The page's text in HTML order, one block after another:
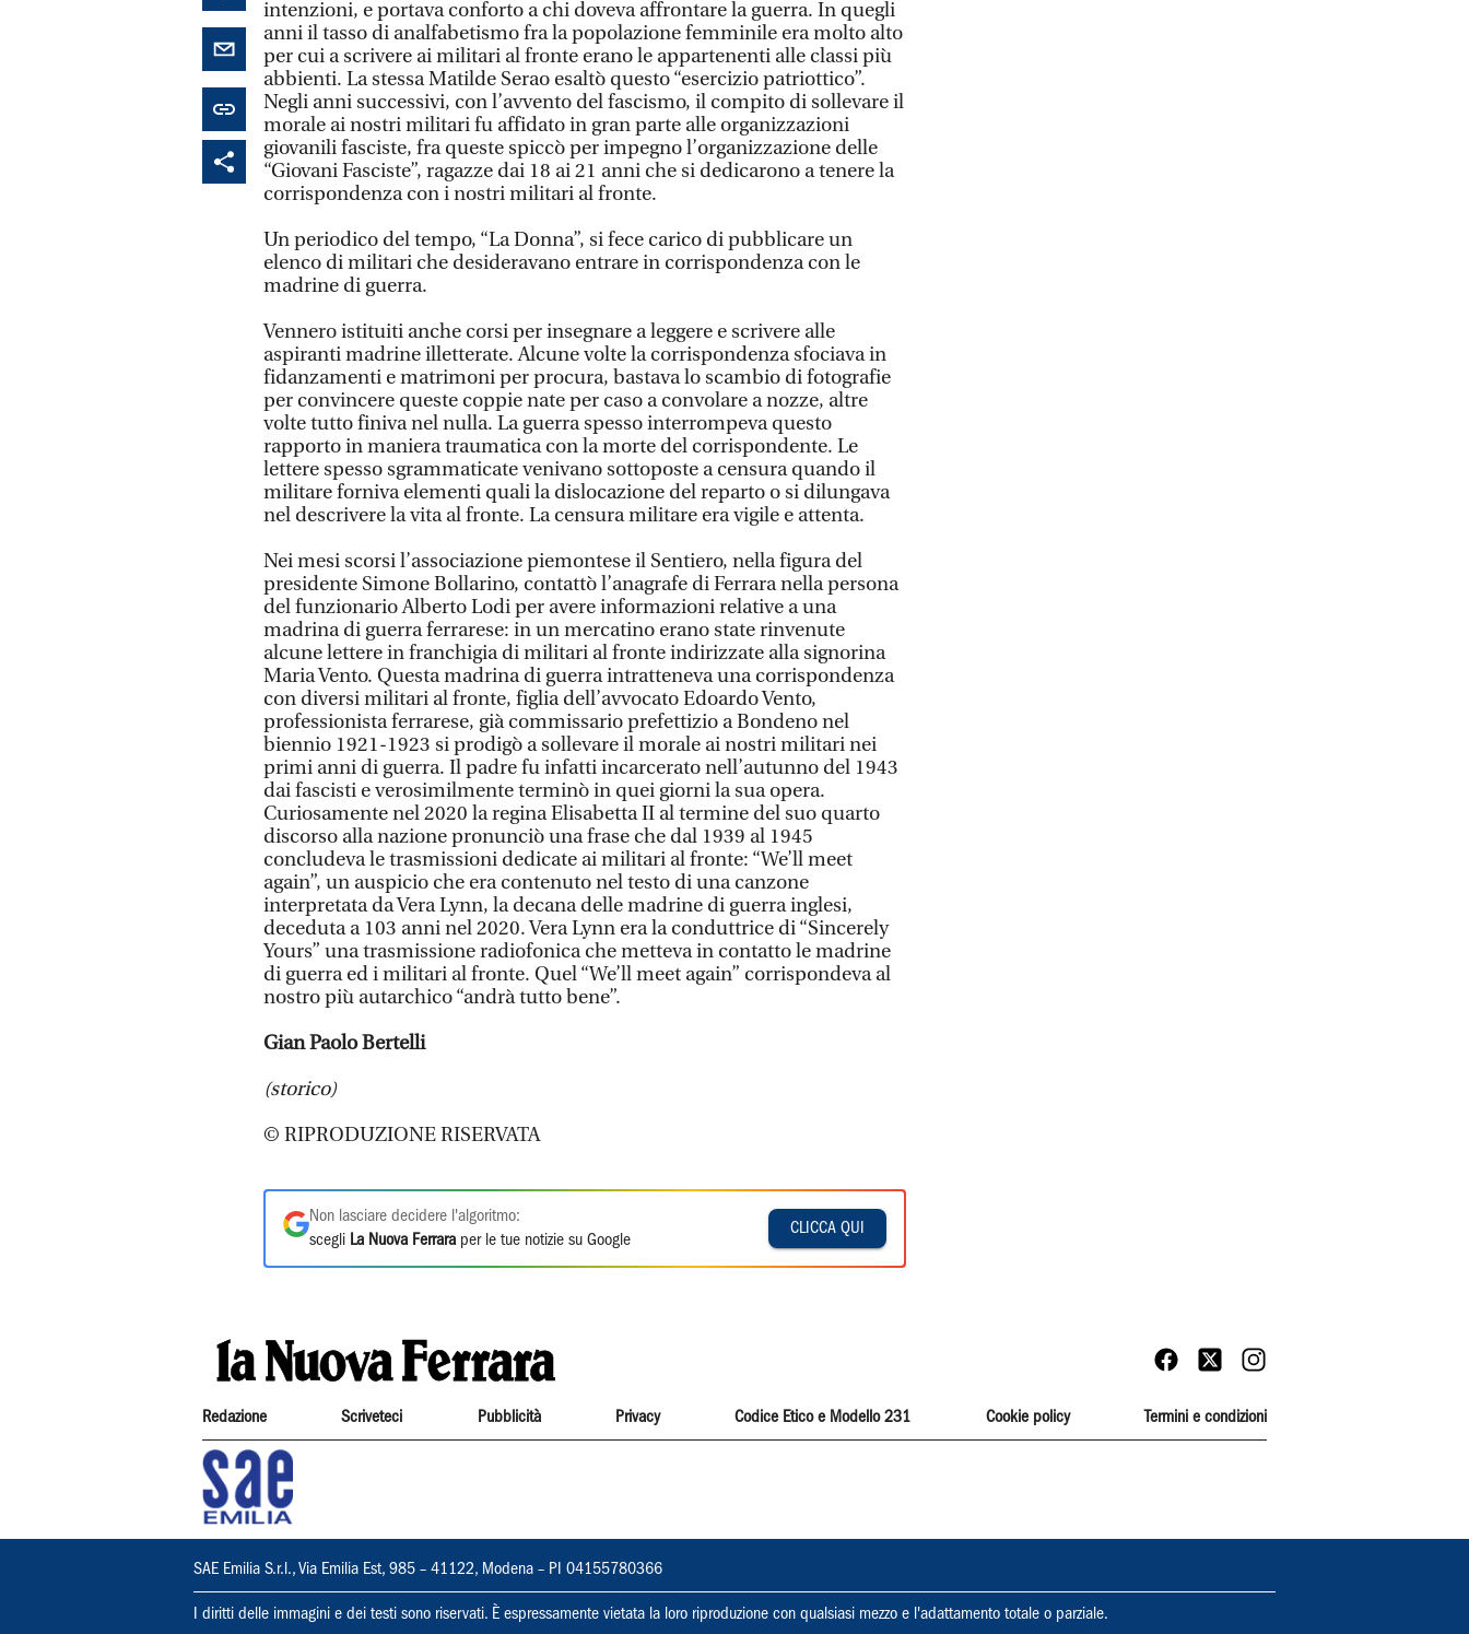
intenzioni, e portava conforto a chi doveva affrontare la guerra. In quegli
anni il tasso di analfabetismo fra la popolazione femminile era molto alto
per cui a scrivere ai militari al fronte erano le appartenenti alle classi più
abbienti. La stessa Matilde Serao esaltò questo “esercizio patriottico”.
Negli anni successivi, con l’avvento del fascismo, il compito di sollevare il
morale ai nostri militari fu affidato in gran parte alle organizzazioni
giovanili fasciste, fra queste spiccò per impegno l’organizzazione delle
“Giovani Fasciste”, ragazze dai 18 ai 21 anni che si dedicarono a tenere la
corrispondenza con i nostri militari al fronte.
Un periodico del tempo, “La Donna”, si fece carico di pubblicare un
elenco di militari che desideravano entrare in corrispondenza con le
madrine di guerra.
Vennero istituiti anche corsi per insegnare a leggere e scrivere alle
aspiranti madrine illetterate. Alcune volte la corrispondenza sfociava in
fidanzamenti e matrimoni per procura, bastava lo scambio di fotografie
per convincere queste coppie nate per caso a convolare a nozze, altre
volte tutto finiva nel nulla. La guerra spesso interrompeva questo
rapporto in maniera traumatica con la morte del corrispondente. Le
lettere spesso sgrammaticate venivano sottoposte a censura quando il
militare forniva elementi quali la dislocazione del reparto o si dilungava
nel descrivere la vita al fronte. La censura militare era vigile e attenta.
Nei mesi scorsi l’associazione piemontese il Sentiero, nella figura del
presidente Simone Bollarino, contattò l’anagrafe di Ferrara nella persona
del funzionario Alberto Lodi per avere informazioni relative a una
madrina di guerra ferrarese: in un mercatino erano state rinvenute
alcune lettere in franchigia di militari al fronte indirizzate alla signorina
Maria Vento. Questa madrina di guerra intratteneva una corrispondenza
con diversi militari al fronte, figlia dell’avvocato Edoardo Vento,
professionista ferrarese, già commissario prefettizio a Bondeno nel
biennio 1921-1923 si prodigò a sollevare il morale ai nostri militari nei
primi anni di guerra. Il padre fu infatti incarcerato nell’autunno del 1943
dai fascisti e verosimilmente terminò in quei giorni la sua opera.
Curiosamente nel 2020 la regina Elisabetta II al termine del suo quarto
discorso alla nazione pronunciò una frase che dal 1939 al 1945
concludeva le trasmissioni dedicate ai militari al fronte: “We’ll meet
again”, un auspicio che era contenuto nel testo di una canzone
interpretata da Vera Lynn, la decana delle madrine di guerra inglesi,
deceduta a 103 anni nel 2020. Vera Lynn era la conduttrice di “Sincerely
Yours” una trasmissione radiofonica che metteva in contatto le madrine
di guerra ed i militari al fronte. Quel “We’ll meet again” corrispondeva al
nostro più autarchico “andrà tutto bene”.
Gian Paolo Bertelli
(storico)
© RIPRODUZIONE RISERVATA
Non lasciare decidere l'algoritmo:
scegli La Nuova Ferrara per le tue notizie su Google
CLICCA QUI
Redazione Scriveteci Pubblicità Privacy Codice Etico e Modello 231 Cookie policy Termini e condizioni
SAE Emilia S.r.l., Via Emilia Est, 985 – 41122, Modena – PI 04155780366
I diritti delle immagini e dei testi sono riservati. È espressamente vietata la loro riproduzione con qualsiasi mezzo e l'adattamento totale o parziale.